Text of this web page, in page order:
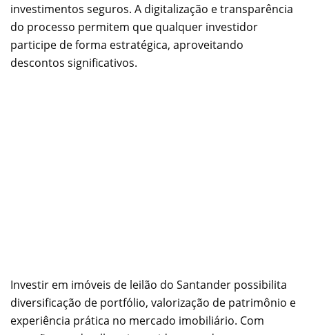
investimentos seguros. A digitalização e transparência
do processo permitem que qualquer investidor
participe de forma estratégica, aproveitando
descontos significativos.
Investir em imóveis de leilão do Santander possibilita
diversificação de portfólio, valorização de patrimônio e
experiência prática no mercado imobiliário. Com